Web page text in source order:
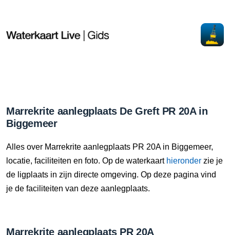
Marrekrite aanlegplaats De Greft PR 20A in
Biggemeer
Alles over Marrekrite aanlegplaats PR 20A in Biggemeer,
locatie, faciliteiten en foto. Op de waterkaart hieronder zie je
de ligplaats in zijn directe omgeving. Op deze pagina vind
je de faciliteiten van deze aanlegplaats.
Marrekrite aanlegplaats PR 20A